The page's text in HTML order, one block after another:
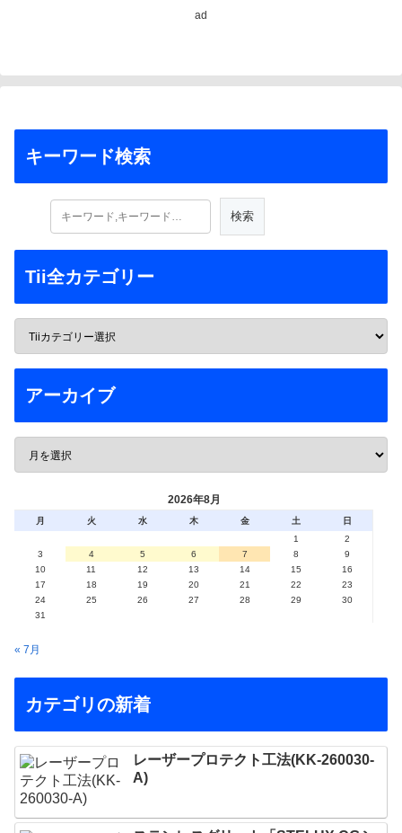
ad
キーワード検索
Tii全カテゴリー
アーカイブ
2026年8月
月 火 水 木 金 土
日
1
2
3
4 5 6 7 8
9
10
11 12 13 14 15
16
17
18 19 20 21 22
23
24
25 26 27 28 29
30
31
« 7月
カテゴリの新着
レーザープロテクト⼯法(KK-260030-
A)